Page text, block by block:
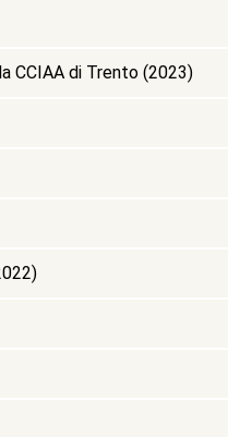
CCIAA di Trento (2023)